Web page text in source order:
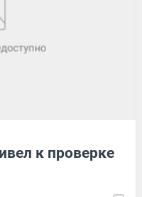
к проверке